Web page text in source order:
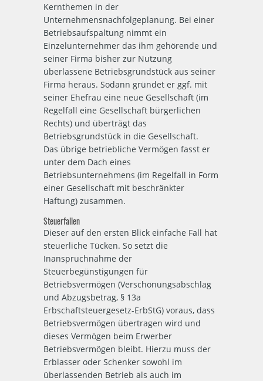
Kernthemen in der
Unternehmensnachfolgeplanung. Bei einer
Betriebsaufspaltung nimmt ein
Einzelunternehmer das ihm gehörende und
seiner Firma bisher zur Nutzung
überlassene Betriebsgrundstück aus seiner
Firma heraus. Sodann gründet er ggf. mit
seiner Ehefrau eine neue Gesellschaft (im
Regelfall eine Gesellschaft bürgerlichen
Rechts) und überträgt das
Betriebsgrundstück in die Gesellschaft.
Das übrige betriebliche Vermögen fasst er
unter dem Dach eines
Betriebsunternehmens (im Regelfall in Form
einer Gesellschaft mit beschränkter
Haftung) zusammen.
Steuerfallen
Dieser auf den ersten Blick einfache Fall hat
steuerliche Tücken. So setzt die
Inanspruchnahme der
Steuerbegünstigungen für
Betriebsvermögen (Verschonungsabschlag
und Abzugsbetrag, § 13a
Erbschaftsteuergesetz-ErbStG) voraus, dass
Betriebsvermögen übertragen wird und
dieses Vermögen beim Erwerber
Betriebsvermögen bleibt. Hierzu muss der
Erblasser oder Schenker sowohl im
überlassenden Betrieb als auch im